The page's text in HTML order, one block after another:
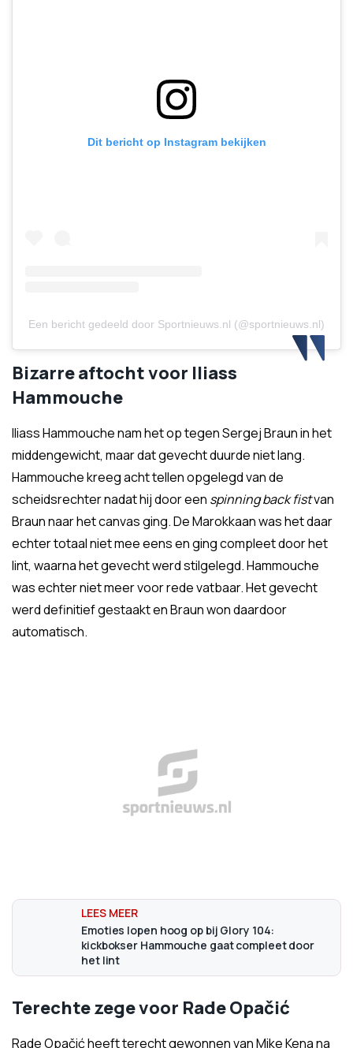
Dit bericht op Instagram bekijken
Een bericht gedeeld door Sportnieuws.nl (@sportnieuws.nl)
Bizarre aftocht voor Iliass
Hammouche
Iliass Hammouche nam het op tegen Sergej Braun in het
middengewicht, maar dat gevecht duurde niet lang.
Hammouche kreeg acht tellen opgelegd van de
scheidsrechter nadat hij door een spinning back fistvan
Braun naar het canvas ging. De Marokkaan was het daar
echter totaal niet mee eens en ging compleet door het
lint, waarna het gevecht werd stilgelegd. Hammouche
was echter niet meer voor rede vatbaar. Het gevecht
werd definitief gestaakt en Braun won daardoor
automatisch.
Emoties lopen hoog op bij Glory 104:
kickbokser Hammouche gaat compleet door
het lint
Terechte zege voor Rade Opačić
Rade Opačić heeft terecht gewonnen van Mike Kena na